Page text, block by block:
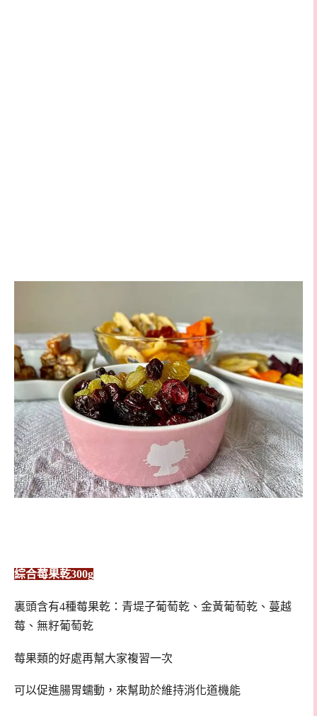
綜合莓果乾300g
裏頭含有4種莓果乾：青堤子葡萄乾、金黃葡萄乾、蔓越
莓、無籽葡萄乾
莓果類的好處再幫大家複習一次
可以促進腸胃蠕動，來幫助於維持消化道機能